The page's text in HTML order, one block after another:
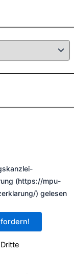
(https://mpu-
) gelesen